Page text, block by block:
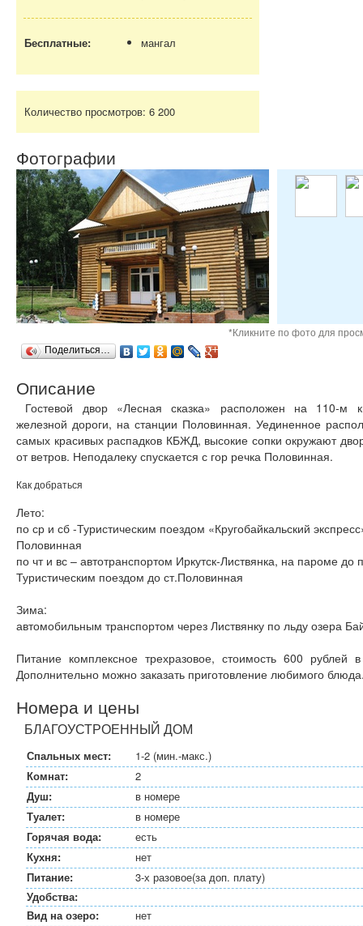
Бесплатные: мангал
Количество просмотров: 6 200
Фотографии
*Кликните по фото для
Поделиться…
Описание
Гостевой двор «Лесная сказка» расположен на 110-м
железной дороги, на станции Половинная. Уединенное
самых красивых распадков КБЖД, высокие сопки окружают
от ветров. Неподалеку спускается с гор речка Половинная.
Как добраться
Лето:
по ср и сб -Туристическим поездом «Кругобайкальский
Половинная
по чт и вс – автотранспортом Иркутск-Листвянка, на пароме до
Туристическим поездом до ст.Половинная
Зима:
автомобильным транспортом через Листвянку по льду озера
Питание комплексное трехразовое, стоимость 600 рублей
Дополнительно можно заказать приготовление любимого
Номера и цены
БЛАГОУСТРОЕННЫЙ ДОМ
Спальных мест:
1-2 (мин.-макс.)
Комнат:
2
Душ:
в номере
Туалет:
в номере
Горячая вода:
есть
Кухня:
нет
Питание:
3-х разовое(за доп. плату)
Удобства:
Вид на озеро:
нет